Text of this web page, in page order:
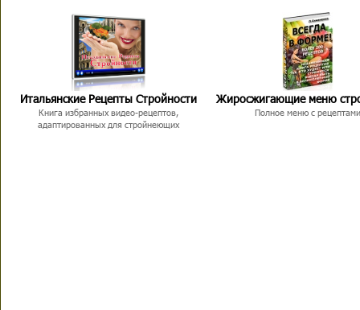
Итальянские Рецепты Стройности
Книга избранных видео-рецептов,
адаптированных для стройнеющих
Жиросжигающие меню
Полное меню с рецептами